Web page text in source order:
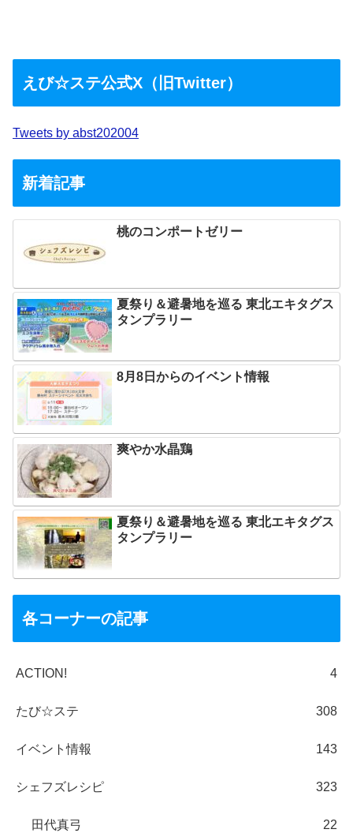
えび☆ステ公式X（旧Twitter）
Tweets by abst202004
新着記事
桃のコンポートゼリー
夏祭り＆避暑地を巡る 東北エキタグス
タンプラリー
8月8日からのイベント情報
爽やか水晶鶏
夏祭り＆避暑地を巡る 東北エキタグス
タンプラリー
各コーナーの記事
ACTION! 4
たび☆ステ 308
イベント情報 143
シェフズレシピ 323
田代真弓 22